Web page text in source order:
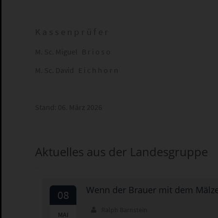
K a s s e n p r ü f e r
M. Sc. Miguel B r i o s o
M. Sc. David E i c h h o r n
Stand: 06. März 2026
Aktuelles aus der Landesgruppe
08
MAI
2026
Wenn der Brauer mit dem